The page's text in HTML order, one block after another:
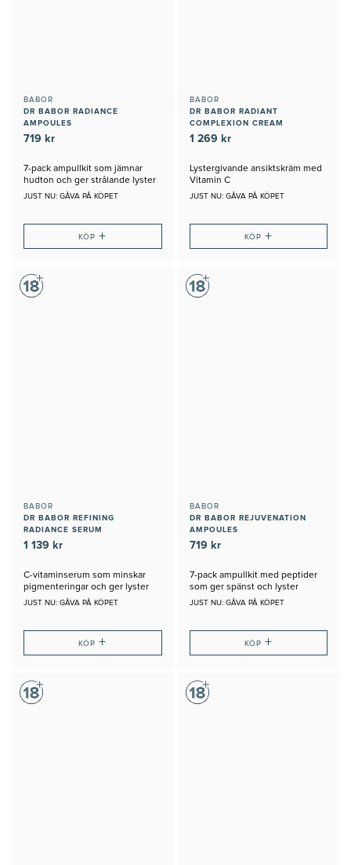
BABOR
DR BABOR RADIANCE
AMPOULES
719 kr
7-pack ampullkit som jämnar
hudton och ger strålande lyster
JUST NU: GÅVA PÅ KÖPET
KÖP+
BABOR
DR BABOR RADIANT
COMPLEXION CREAM
1 269 kr
Lystergivande ansiktskräm med
Vitamin C
JUST NU: GÅVA PÅ KÖPET
KÖP +
BABOR
DR BABOR REFINING
RADIANCE SERUM
1 139 kr
C-vitaminserum som minskar
pigmenteringar och ger lyster
JUST NU: GÅVA PÅ KÖPET
KÖP+
BABOR
DR BABOR REJUVENATION
AMPOULES
719 kr
7-pack ampullkit med peptider
som ger spänst och lyster
JUST NU: GÅVA PÅ KÖPET
KÖP +